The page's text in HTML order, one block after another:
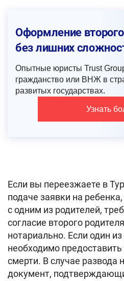
Оформление
без лишних
Опытные юристы Trust
гражданство или ВНЖ в
развитых государствах.
Узнать
Если вы переезжаете в
подаче заявки на
с одним из родителей,
согласие второго
нотариально. Если один
необходимо
смерти. В случае развода
документ,